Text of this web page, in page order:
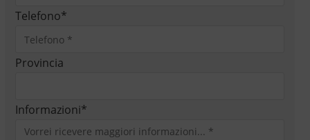
Telefono*
Provincia
Informazioni*